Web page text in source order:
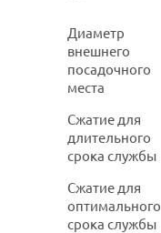
Диаметр
внешнего
посадочного
места
Сжатие для
длительного
срока службы
Сжатие для
оптимального
срока службы